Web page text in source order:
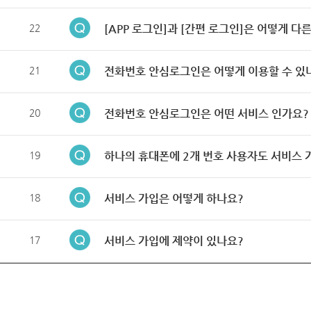
22 [APP 로그인]과 [간편 로그인]은 어떻게 다
21 전화번호 안심로그인은 어떻게 이용할 수 있
20 전화번호 안심로그인은 어떤 서비스 인가요?
19 하나의 휴대폰에 2개 번호 사용자도 서비스
18 서비스 가입은 어떻게 하나요?
17 서비스 가입에 제약이 있나요?